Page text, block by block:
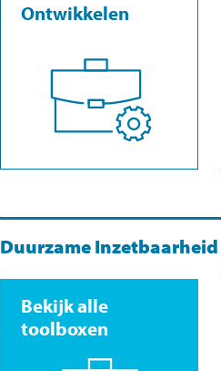
Ontwikkelen
Duurzame Inzetbaarheid
Bekijk alle
toolboxen